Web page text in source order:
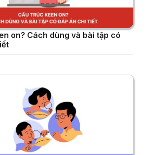
on? Cách dùng và bài tập có